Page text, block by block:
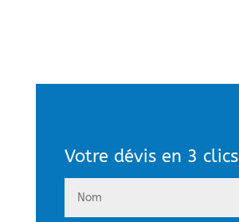
Votre dévis en 3 clics